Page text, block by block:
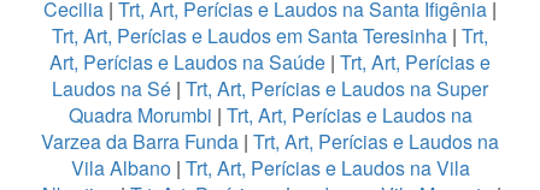
Cecilia | Trt, Art, Perícias e Laudos na Santa Ifigênia |
Trt, Art, Perícias e Laudos em Santa Teresinha | Trt,
Art, Perícias e Laudos na Saúde | Trt, Art, Perícias e
Laudos na Sé | Trt, Art, Perícias e Laudos na Super
Quadra Morumbi | Trt, Art, Perícias e Laudos na
Varzea da Barra Funda | Trt, Art, Perícias e Laudos na
Vila Albano| Trt, Art, Perícias e Laudos na Vila